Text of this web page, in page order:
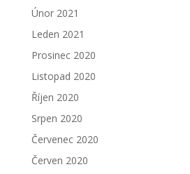
Únor 2021
Leden 2021
Prosinec 2020
Listopad 2020
Říjen 2020
Srpen 2020
Červenec 2020
Červen 2020